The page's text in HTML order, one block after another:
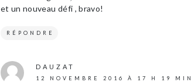
et un nouveau défi , bravo!
RÉPONDRE
DAUZAT
12 NOVEMBRE 2016 À 17 H 19 MIN